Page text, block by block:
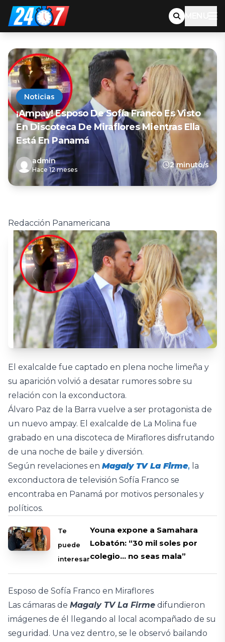
MENU
Noticias
¡Ampay! Esposo De Sofía Franco Es Visto
En Discoteca De Miraflores Mientras Ella
Está En Panamá
admin
Hace 12 meses
2 minuto/s
Redacción Panamericana
El exalcalde fue captado en plena noche limeña y
su aparición volvió a desatar rumores sobre su
relación con la exconductora.
Álvaro Paz de la Barra vuelve a ser protagonista de
un nuevo ampay. El exalcalde de La Molina fue
grabado en una discoteca de Miraflores disfrutando
de una noche de baile y diversión.
Según revelaciones en Magaly TV La Firme, la
exconductora de televisión Sofía Franco se
encontraba en Panamá por motivos personales y
políticos.
Te
puede
interesar
Youna expone a Samahara
Lobatón: “30 mil soles por
colegio… no seas mala”
Esposo de Sofía Franco en Miraflores
Las cámaras de Magaly TV La Firme difundieron
imágenes de él llegando al local acompañado de su
seguridad. Una vez dentro, se le observó bailando